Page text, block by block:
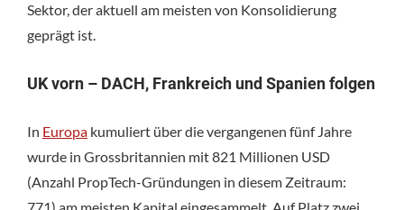
Sektor, der aktuell am meisten von Konsolidierung
geprägt ist.
UK vorn – DACH, Frankreich und Spanien folgen
In Europa kumuliert über die vergangenen fünf Jahre
wurde in Grossbritannien mit 821 Millionen USD
(Anzahl PropTech-Gründungen in diesem Zeitraum: